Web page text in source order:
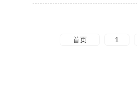
首页 1